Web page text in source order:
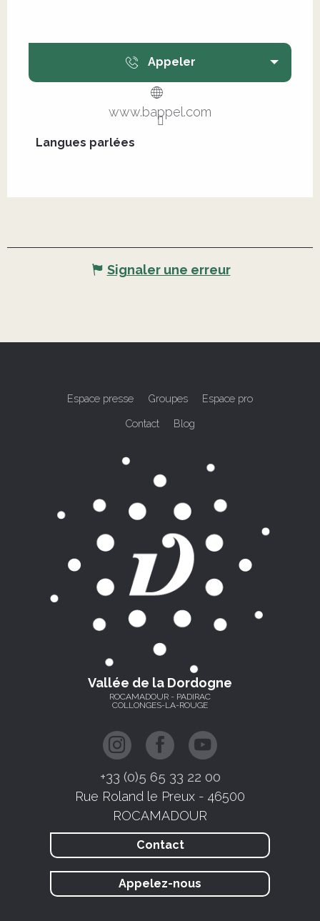
Appeler
www.bappel.com
Langues parlées
Langues parlées
Signaler une erreur
Espace presse Groupes Espace pro
Contact Blog
Vallée de la Dordogne
ROCAMADOUR - PADIRAC
COLLONGES-LA-ROUGE
+33 (0)5 65 33 22 00
Rue Roland le Preux - 46500
ROCAMADOUR
Contact
Appelez-nous